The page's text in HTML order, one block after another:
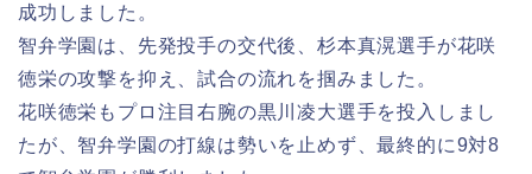
成功しました。
智弁学園は、先発投手の交代後、杉本真滉選手が花咲
徳栄の攻撃を抑え、試合の流れを掴みました。
花咲徳栄もプロ注目右腕の黒川凌大選手を投入しまし
たが、智弁学園の打線は勢いを止めず、最終的に9対8